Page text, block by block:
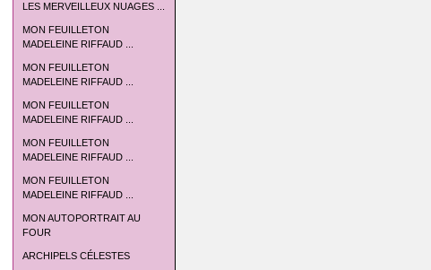
LES MERVEILLEUX NUAGES ...
MON FEUILLETON
MADELEINE RIFFAUD ...
MON FEUILLETON
MADELEINE RIFFAUD ...
MON FEUILLETON
MADELEINE RIFFAUD ...
MON FEUILLETON
MADELEINE RIFFAUD ...
MON FEUILLETON
MADELEINE RIFFAUD ...
MON AUTOPORTRAIT AU
FOUR
ARCHIPELS CÉLESTES